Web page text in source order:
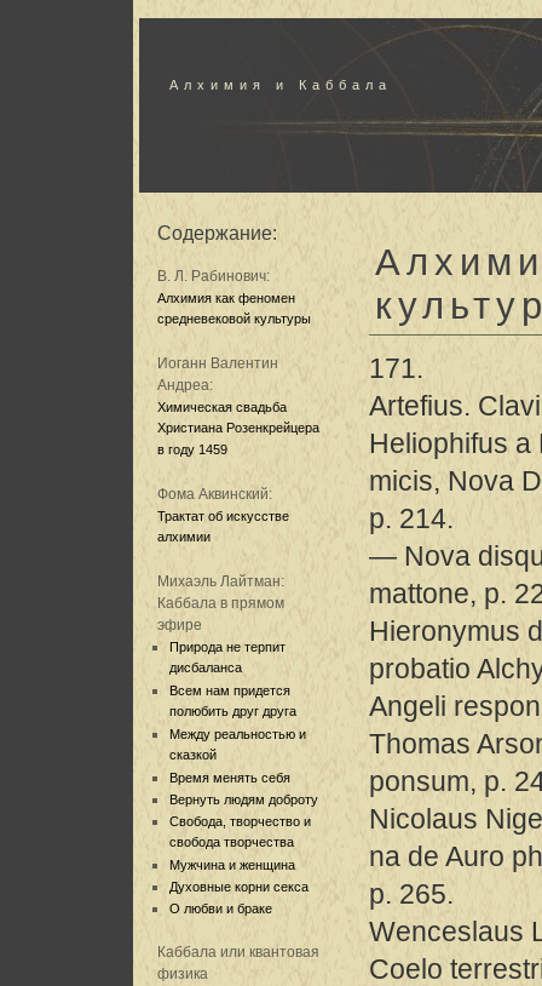
Алхимия и Каббала
Содержание:
В. Л. Рабинович:
Алхимия как феномен
средневековой культуры
Иоганн Валентин
Андреа:
Химическая свадьба
Христиана Розенкрейцера
в году 1459
Фома Аквинский:
Трактат об искусстве
алхимии
Михаэль Лайтман:
Каббала в прямом
эфире
Природа не терпит
дисбаланса
Всем нам придется
полюбить друг друга
Между реальностью и
сказкой
Время менять себя
Вернуть людям доброту
Свобода, творчество и
свобода творчества
Мужчина и женщина
Духовные корни секса
О любви и браке
Каббала или квантовая
физика
171.
Artefius.
Heliophifus a
micis, Nova
p. 214.
— Nova
mattone, p.
Hieronymus
probatio
Angeli
Thomas
ponsum, p.
Nicolaus
na de Auro
p. 265.
Wenceslaus
Coelo